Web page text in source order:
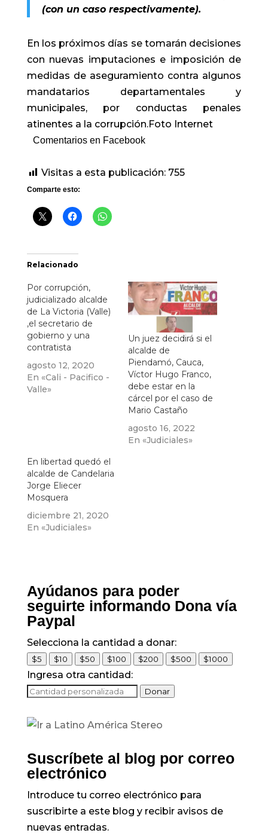
(con un caso respectivamente).
En los próximos días se tomarán decisiones
con nuevas imputaciones e imposición de
medidas de aseguramiento contra algunos
mandatarios departamentales y
municipales, por conductas penales
atinentes a la corrupción.Foto Internet
Comentarios en Facebook
Visitas a esta publicación: 755
Comparte esto:
Relacionado
Por corrupción,
judicializado alcalde
de La Victoria (Valle)
,el secretario de
gobierno y una
contratista
agosto 12, 2020
En «Cali - Pacifico -
Valle»
Un juez decidirá si el
alcalde de
Piendamó, Cauca,
Víctor Hugo Franco,
debe estar en la
cárcel por el caso de
Mario Castaño
agosto 16, 2022
En «Judiciales»
En libertad quedó el
alcalde de Candelaria
Jorge Eliecer
Mosquera
diciembre 21, 2020
En «Judiciales»
Ayúdanos para poder
seguirte informando Dona vía
Paypal
Selecciona la cantidad a donar:
$5 $10 $50 $100 $200 $500 $1000
Ingresa otra cantidad:
Donar
Suscríbete al blog por correo
electrónico
Introduce tu correo electrónico para
suscribirte a este blog y recibir avisos de
nuevas entradas.